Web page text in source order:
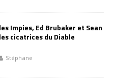
Impies, Ed Brubaker et Sean
cicatrices du Diable
Stéphane